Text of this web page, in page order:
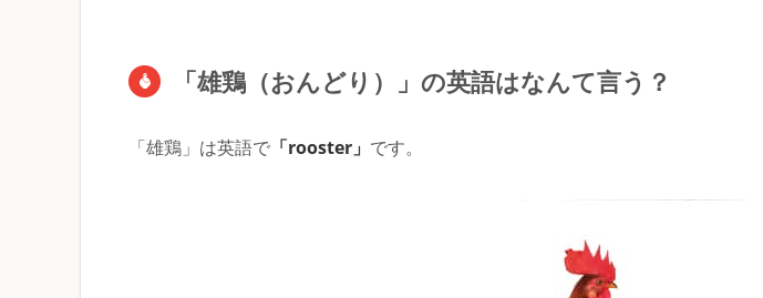
「雄鶏（おんどり）」の英語はなんて言う？
「雄鶏」は英語で 「rooster」 です。